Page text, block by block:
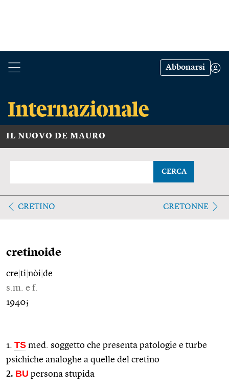
Abbonarsi
IL NUOVO DE MAURO
CERCA
CRETINO CRETONNE
cretinoide
cre ti nòi de
s.m. e f.
1940;
1. TS med. soggetto che presenta patologie e turbe
psichiche analoghe a quelle del cretino
2. BU persona stupida